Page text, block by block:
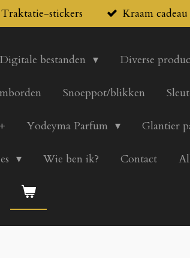
Traktatie-stickers Kraam cadeau
Digitale bestanden Diverse
Snoeppot/blikken
Yodeyma Parfum Glantier
Wie ben ik? Contact